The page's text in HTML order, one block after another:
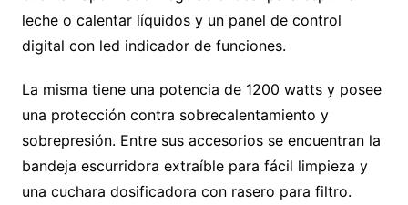
leche o calentar líquidos y un panel de control
digital con led indicador de funciones.
La misma tiene una potencia de 1200 watts y posee
una protección contra sobrecalentamiento y
sobrepresión. Entre sus accesorios se encuentran la
bandeja escurridora extraíble para fácil limpieza y
una cuchara dosificadora con rasero para filtro.